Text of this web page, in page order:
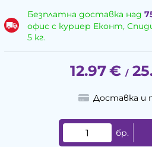
Безплатна доставка над
офис с куриер Еконт,
5 кг.
12.97€ /
Доставка и
бр.